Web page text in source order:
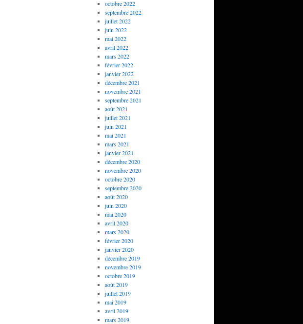
octobre 2022
septembre 2022
juillet 2022
juin 2022
mai 2022
avril 2022
mars 2022
février 2022
janvier 2022
décembre 2021
novembre 2021
septembre 2021
août 2021
juillet 2021
juin 2021
mai 2021
mars 2021
janvier 2021
décembre 2020
novembre 2020
octobre 2020
septembre 2020
août 2020
juin 2020
mai 2020
avril 2020
mars 2020
février 2020
janvier 2020
décembre 2019
novembre 2019
octobre 2019
août 2019
juillet 2019
mai 2019
avril 2019
mars 2019